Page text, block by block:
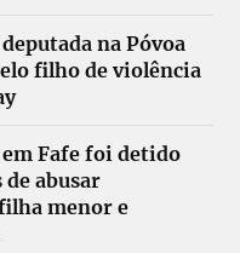
na Póvoa
filho de violência
Fafe foi detido
de abusar
menor e